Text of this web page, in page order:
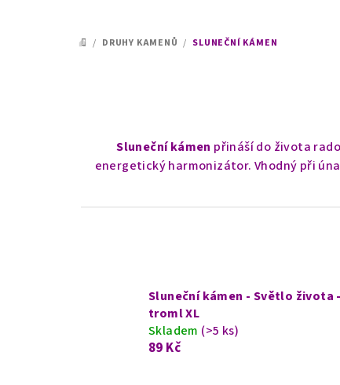
DOMŮ
/ DRUHY KAMENŮ / SLUNEČNÍ KÁMEN
Sluneční kámen přináší do života
energetický harmonizátor. Vhodný při
Sluneční kámen - Světlo života -
troml XL
Skladem (>5 ks)
89 Kč